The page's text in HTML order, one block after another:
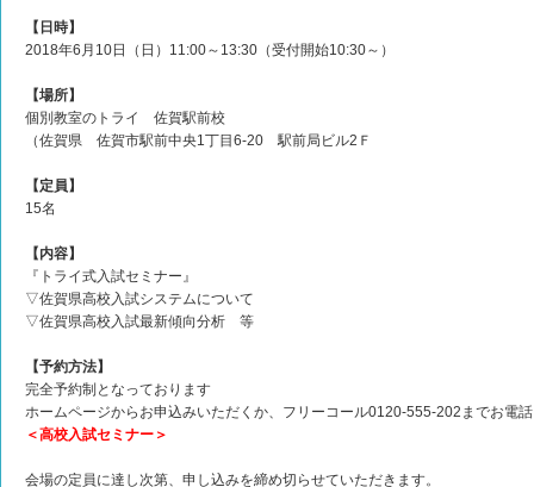
【日時】
2018年6月10日（日）11:00～13:30（受付開始10:30～）
【場所】
個別教室のトライ 佐賀駅前校
（佐賀県 佐賀市駅前中央1丁目6-20 駅前局ビル2Ｆ
【定員】
15名
【内容】
『トライ式入試セミナー』
▽佐賀県高校入試システムについて
▽佐賀県高校入試最新傾向分析 等
【予約方法】
完全予約制となっております
ホームページからお申込みいただくか、フリーコール0120-555-202までお電
＜高校入試セミナー＞
会場の定員に達し次第、申し込みを締め切らせていただきます。